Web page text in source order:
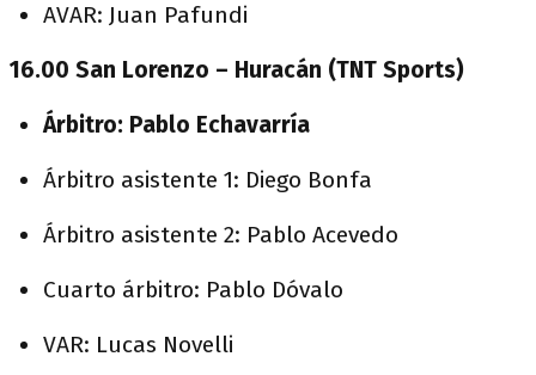
AVAR: Juan Pafundi
16.00 San Lorenzo – Huracán (TNT Sports)
Árbitro: Pablo Echavarría
Árbitro asistente 1: Diego Bonfa
Árbitro asistente 2: Pablo Acevedo
Cuarto árbitro: Pablo Dóvalo
VAR: Lucas Novelli